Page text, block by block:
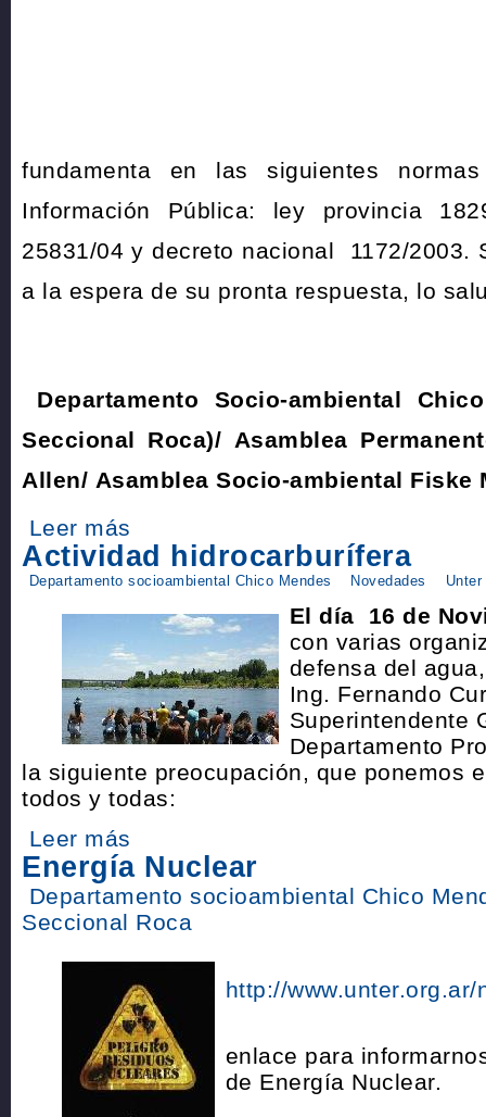
fundamenta en las siguientes
Información Pública: ley provincia
25831/04 y decreto nacional 1172/2003.
a la espera de su pronta respuesta, lo
Departamento Socio-ambiental
Seccional Roca)/ Asamblea
Allen/ Asamblea Socio-ambiental Fiske
Leer más
Actividad hidrocarburífera
Departamento socioambiental Chico Mendes Novedades
El día 16 de
con varias
defensa del
Ing. Fernando
Superintendente
Departamento
la siguiente preocupación, que ponemos
todos y todas:
Leer más
Energía Nuclear
Departamento socioambiental Chico
Seccional Roca
http://www.unter.org.ar/
enlace para
de Energía Nuclear.